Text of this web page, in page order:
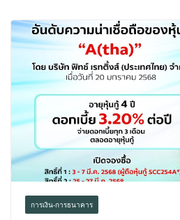
ได้เตรียมนักเรียนเพีย
มหาวิทยาลัยเท่านั้น
เขาให้พร้อมเป็นผู้กำ
8.8 “ซูเลียน” รวมพ
ประเทศ จัดประชุมใ
“ดร.ปิยะวัฒน์” ถ่าย
พร้อมฟรีคอนเสิร์ต “
การเงิน-การธนาคาร